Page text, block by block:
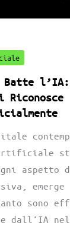
Batte
aspetto
emerge
sono
dall’IA